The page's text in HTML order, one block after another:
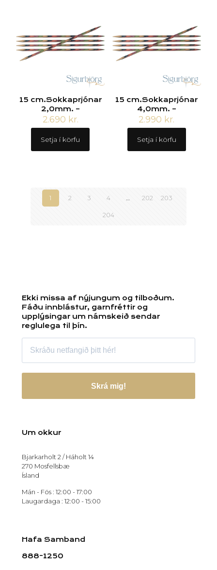
15 cm.Sokkaprjónar
2,0mm. –
2.690 kr.
Setja í körfu
15 cm.Sokkaprjónar
4,0mm. –
2.990 kr.
Setja í körfu
1 2 3 4 202 203
204
Ekki missa af nýjungum og tilboðum.
Fáðu innblástur, garnfréttir og
upplýsingar um námskeið sendar
reglulega til þín.
Skrá mig!
Um okkur
Bjarkarholt 2 / Háholt 14
270 Mosfellsbæ
Ísland
Mán - Fös : 12:00 - 17:00
Laugardaga : 12:00 - 15:00
Hafa Samband
888-1250